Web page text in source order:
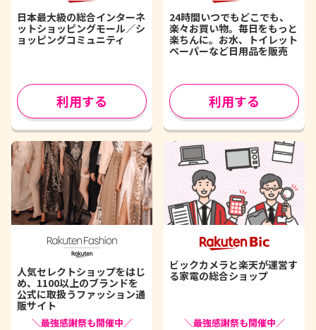
日本最大級の総合インターネ
ットショッピングモール／シ
ョッピングコミュニティ
利用する
24時間いつでもどこでも、
楽々お買い物。毎日をもっと
楽ちんに。お水、トイレット
ペーパーなど日用品を販売
利用する
人気セレクトショップをはじ
め、1100以上のブランドを
公式に取扱うファッション通
販サイト
＼最強感謝祭も開催中／
ビックカメラと楽天が運営す
る家電の総合ショップ
＼最強感謝祭も開催中／